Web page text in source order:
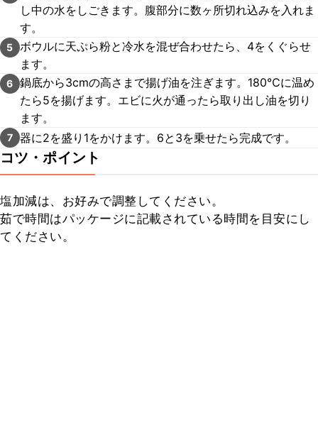
し中の水をしごきます。腹部分に数ヶ所切れ込みを入れま
す。
5 ボウルに天ぷら粉と冷水を混ぜ合わせたら、4をくぐらせ
ます。
6 鍋底から3cmの高さまで揚げ油を注ぎます。180℃に温め
たら5を揚げます。エビに火が通ったら取り出し油を切り
ます。
7 器に2を盛り1をかけます。6と3を乗せたら完成です。
コツ・ポイント
塩加減は、お好みで調整してください。
茹で時間はパッケージに記載されている時間を目安にし
てください。